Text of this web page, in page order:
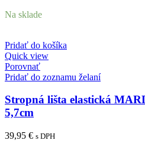
Na sklade
Pridať do košíka
Quick view
Porovnať
Pridať do zoznamu želaní
Stropná lišta elastická
5,7cm
39,95 € s DPH